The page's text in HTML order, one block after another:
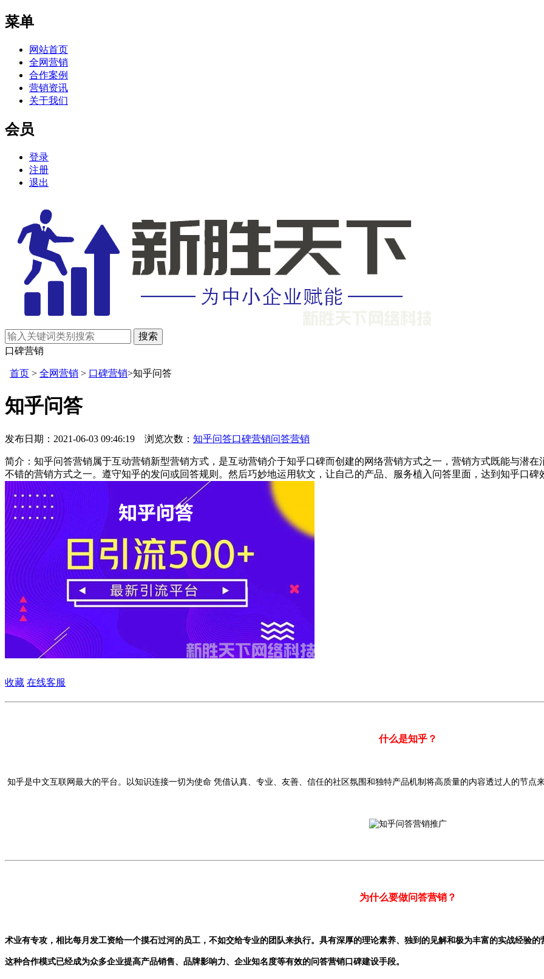
菜单
网站首页
全网营销
合作案例
营销资讯
关于我们
会员
登录
注册
退出
口碑营销
首页 > 全网营销 > 口碑营销>知乎问答
知乎问答
发布日期：2021-06-03 09:46:19 浏览次数： 知乎问答口碑营销问答营销
简介：知乎问答营销属于互动营销新型营销方式，是互动营销介于知乎口碑而创建的网络营销方式之一，营销方式既能与潜
不错的营销方式之一。遵守知乎的发问或回答规则。然后巧妙地运用软文，让自己的产品、服务植入问答里面，达到知乎口碑
收藏 在线客服
什么是知乎？
知乎是中文互联网最大的平台。以知识连接一切为使命 凭借认真、专业、友善、信任的社区氛围和独特产品机制将高质量的内容透过人的节点
为什么要做问答营销？
术业有专攻，相比每月发工资给一个摸石过河的员工，不如交给专业的团队来执行。具有深厚的理论素养、独到的见解和极为丰富的实战经验
这种合作模式已经成为众多企业提高产品销售、品牌影响力、企业知名度等有效的问答营销口碑建设手段。